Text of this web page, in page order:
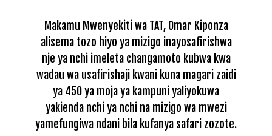
Makamu Mwenyekiti wa TAT, Omar Kiponza
alisema tozo hiyo ya mizigo inayosafirishwa
nje ya nchi imeleta changamoto kubwa kwa
wadau wa usafirishaji kwani kuna magari zaidi
ya 450 ya moja ya kampuni yaliyokuwa
yakienda nchi ya nchi na mizigo wa mwezi
yamefungiwa ndani bila kufanya safari zozote.